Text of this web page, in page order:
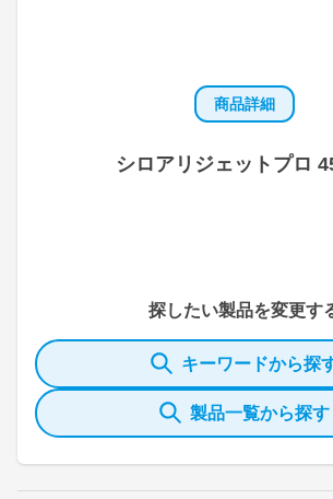
商品詳細
シロアリジェットプロ
探したい製品を変更す
キーワードから探
製品一覧から探す